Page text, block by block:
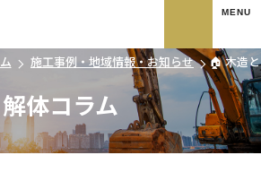
施工事例・地域情報・お知らせ 🏠 木造
解体コラム